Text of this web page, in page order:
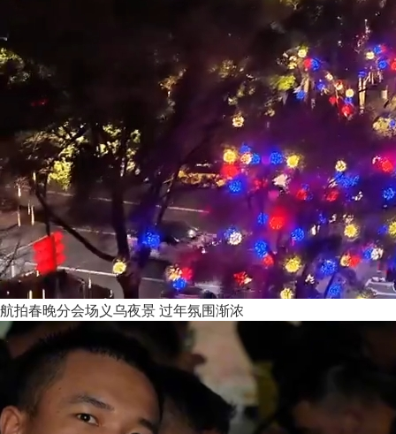
航拍春晚分会场义乌夜景 过年氛围渐浓